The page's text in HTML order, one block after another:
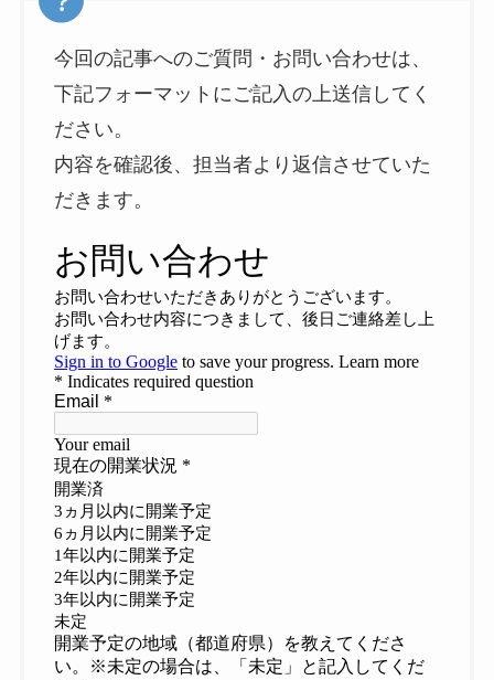
今回の記事へのご質問・お問い合わせは、
下記フォーマットにご記入の上送信してく
ださい。
内容を確認後、担当者より返信させていた
だきます。